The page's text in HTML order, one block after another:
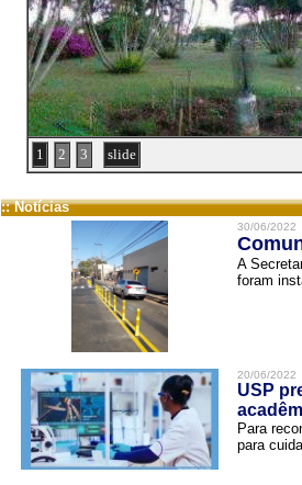
1 2 3 slide
:: Notícias
30/06/2022
A
foram
20/06/2022
USP
Para
para